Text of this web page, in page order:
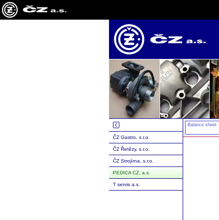
ČZ Gastro, s.r.o.
ČZ Řetězy, s.r.o.
ČZ Strojírna, s.r.o.
PEDICA CZ, a.s.
T servis a.s.
Balance sheet